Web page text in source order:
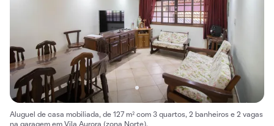
Aluguel de casa mobiliada, de 127 m² com 3 quartos, 2 banheiros e 2 vagas